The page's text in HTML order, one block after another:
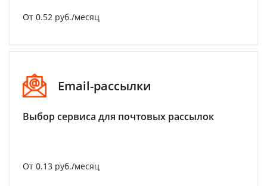
От 0.52 руб./месяц
Email-рассылки
Выбор сервиса для почтовых рассылок
От 0.13 руб./месяц